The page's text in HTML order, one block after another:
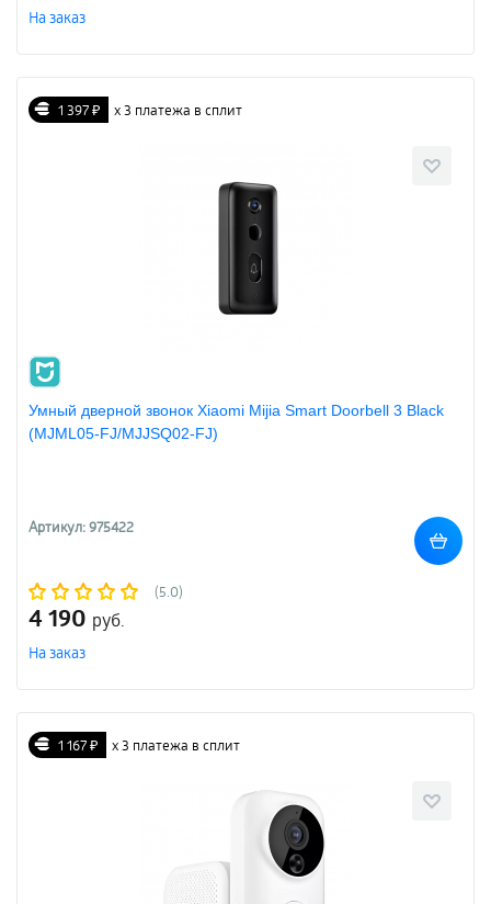
На заказ
1 397 ₽ х 3 платежа в сплит
Умный дверной звонок Xiaomi Mijia Smart Doorbell 3 Black
(MJML05-FJ/MJJSQ02-FJ)
Артикул: 975422
(5.0)
4 190 руб.
На заказ
1 167 ₽ х 3 платежа в сплит